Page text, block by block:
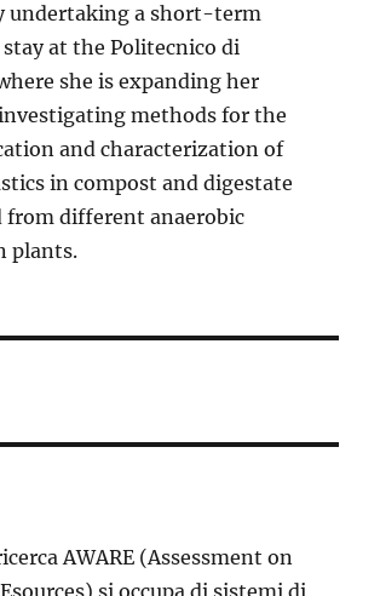
undertaking a short-term
stay at the Politecnico di
she is expanding her
methods for the
and characterization of
in compost and digestate
from different anaerobic
plants.
AWARE (Assessment on